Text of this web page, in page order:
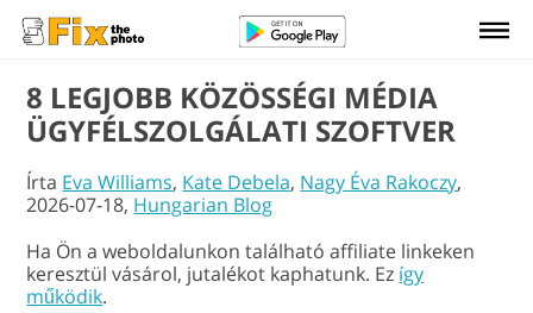
8 LEGJOBB KÖZÖSSÉGI MÉDIA
ÜGYFÉLSZOLGÁLATI SZOFTVER
Írta Eva Williams, Kate Debela, Nagy Éva Rakoczy,
2026-07-18, Hungarian Blog
Ha Ön a weboldalunkon található affiliate linkeken
keresztül vásárol, jutalékot kaphatunk. Ez így
működik.